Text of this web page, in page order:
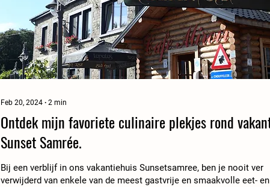
Feb 20, 2024 ∙ 2 min
Ontdek mijn favoriete culinaire plekjes rond vakantiewoning
Sunset Samrée.
Bij een verblijf in ons vakantiehuis Sunsetsamree, ben je nooit ver
verwijderd van enkele van de meest gastvrije en smaakvolle eet- en